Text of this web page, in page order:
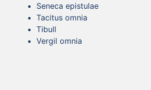
Seneca epistulae
Tacitus omnia
Tibull
Vergil omnia